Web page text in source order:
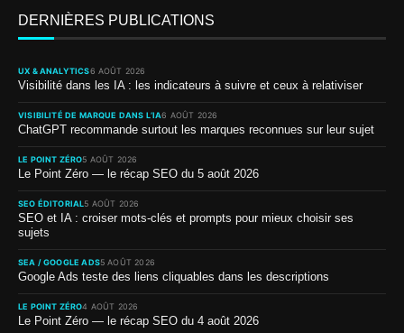
DERNIÈRES PUBLICATIONS
UX & ANALYTICS6 AOÛT 2026
Visibilité dans les IA : les indicateurs à suivre et ceux à relativiser
VISIBILITÉ DE MARQUE DANS L’IA6 AOÛT 2026
ChatGPT recommande surtout les marques reconnues sur leur sujet
LE POINT ZÉRO5 AOÛT 2026
Le Point Zéro — le récap SEO du 5 août 2026
SEO ÉDITORIAL5 AOÛT 2026
SEO et IA : croiser mots-clés et prompts pour mieux choisir ses
sujets
SEA / GOOGLE ADS5 AOÛT 2026
Google Ads teste des liens cliquables dans les descriptions
LE POINT ZÉRO4 AOÛT 2026
Le Point Zéro — le récap SEO du 4 août 2026